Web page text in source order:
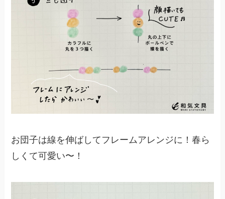
お団子は線を伸ばしてフレームアレンジに！春ら
しくて可愛い〜！